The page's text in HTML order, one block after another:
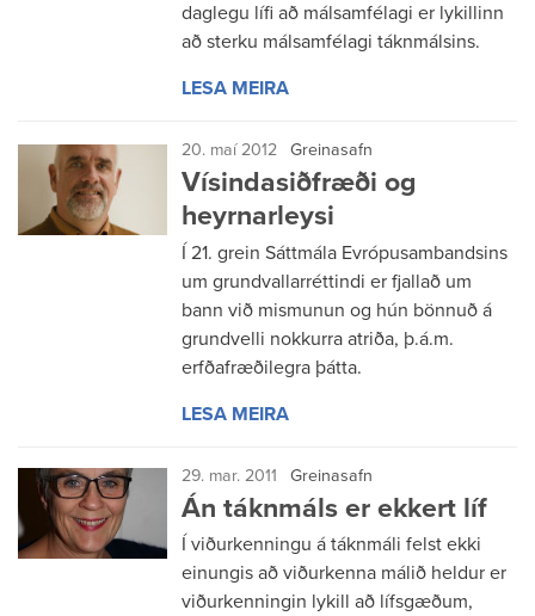
daglegu lífi að málsamfélagi er lykillinn
að sterku málsamfélagi táknmálsins.
LESA MEIRA
20. maí 2012 Greinasafn
Vísindasiðfræði og
heyrnarleysi
Í 21. grein Sáttmála Evrópusambandsins
um grundvallarréttindi er fjallað um
bann við mismunun og hún bönnuð á
grundvelli nokkurra atriða, þ.á.m.
erfðafræðilegra þátta.
LESA MEIRA
29. mar. 2011 Greinasafn
Án táknmáls er ekkert líf
Í viðurkenningu á táknmáli felst ekki
einungis að viðurkenna málið heldur er
viðurkenningin lykill að lífsgæðum,